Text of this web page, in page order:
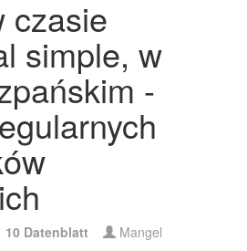
czasie
simple, w
-
10 Datenblatt Mangel